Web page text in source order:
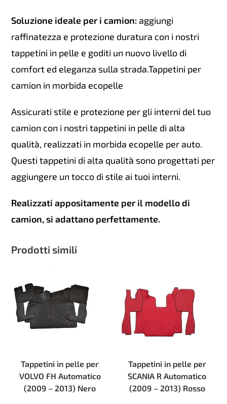
Soluzione ideale per i camion: aggiungi
raffinatezza e protezione duratura con i nostri
tappetini in pelle e goditi un nuovo livello di
comfort ed eleganza sulla strada.Tappetini per
camion in morbida ecopelle
Assicurati stile e protezione per gli interni del tuo
camion con i nostri tappetini in pelle di alta
qualità, realizzati in morbida ecopelle per auto.
Questi tappetini di alta qualità sono progettati per
aggiungere un tocco di stile ai tuoi interni.
Realizzati appositamente per il modello di
camion, si adattano perfettamente.
Prodotti simili
Tappetini in pelle per
VOLVO FH Automatico
(2009 – 2013) Nero
Tappetini in pelle per
SCANIA R Automatico
(2009 – 2013) Rosso